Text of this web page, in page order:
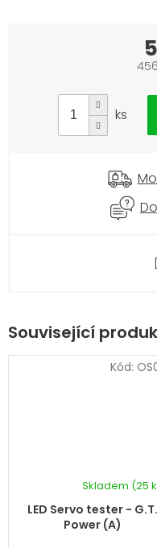
ks
Související
LED Servo tester - G.T.
Power (A)
Skladem (25
Kód: